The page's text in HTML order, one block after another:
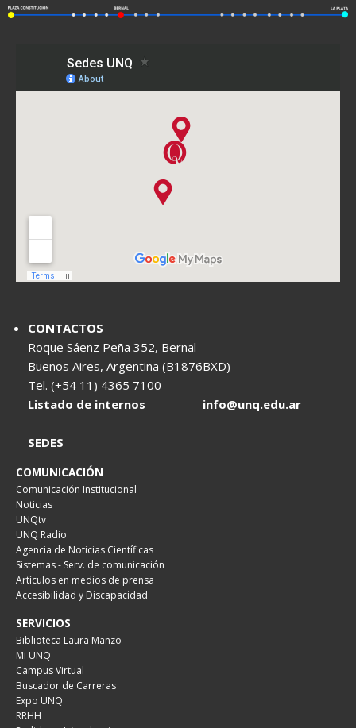
CONTACTOS
Roque Sáenz Peña 352, Bernal
Buenos Aires, Argentina (B1876BXD)
Tel. (+54 11) 4365 7100
Listado de internos
info@unq.edu.ar
SEDES
COMUNICACIÓN
Comunicación Institucional
Noticias
UNQtv
UNQ Radio
Agencia de Noticias Científicas
Sistemas - Serv. de comunicación
Artículos en medios de prensa
Accesibilidad y Discapacidad
SERVICIOS
Biblioteca Laura Manzo
Mi UNQ
Campus Virtual
Buscador de Carreras
Expo UNQ
RRHH